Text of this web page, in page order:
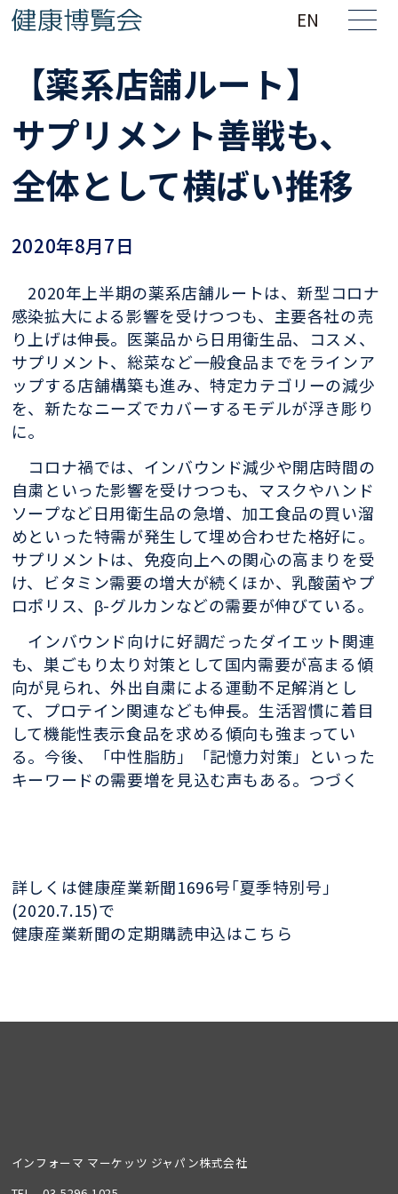
EN
【薬系店舗ルート】
サプリメント善戦も、
全体として横ばい推移
2020年8月7日
2020年上半期の薬系店舗ルートは、新型コロナ
感染拡大による影響を受けつつも、主要各社の売
り上げは伸長。医薬品から日用衛生品、コスメ、
サプリメント、総菜など一般食品までをラインア
ップする店舗構築も進み、特定カテゴリーの減少
を、新たなニーズでカバーするモデルが浮き彫り
に。
コロナ禍では、インバウンド減少や開店時間の
自粛といった影響を受けつつも、 マスクやハンド
ソープなど日用衛生品の急増、加工食品の買い溜
めといった特需が発生して埋め合わせた格好に。
サプリメントは、免疫向上への関心の高まりを受
け、ビタミン需要の増大が続くほか、乳酸菌やプ
ロポリス、β-グルカンなどの需要が伸びている。
インバウンド向けに好調だったダイエッ ト関連
も、巣ごもり太り対策として国内需要が高まる傾
向が見られ、外出自粛による運動不足解消とし
て、プロテイン関連なども伸長。生活習慣に着目
して機能性表示食品を求める傾向も強まってい
る。今後、
「中性脂肪」 「記憶力対策」といった
キーワードの需要増を見込む声もある。つづく
詳しくは健康産業新聞1696号｢夏季特別号｣
(2020.7.15)で
健康産業新聞の定期購読申込はこちら
インフォーマ マーケッツ ジャパン株式会社